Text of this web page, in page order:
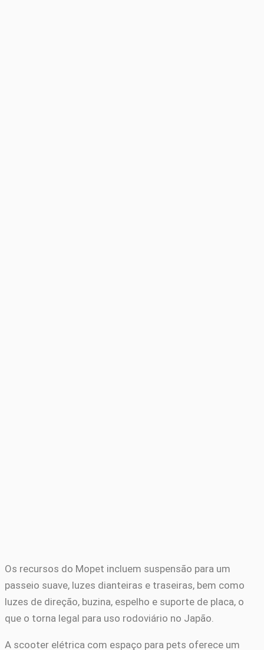
Os recursos do Mopet incluem suspensão para um
passeio suave, luzes dianteiras e traseiras, bem como
luzes de direção, buzina, espelho e suporte de placa, o
que o torna legal para uso rodoviário no Japão.
A scooter elétrica com espaço para pets oferece um